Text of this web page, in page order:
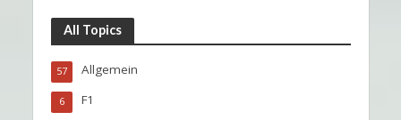
All Topics
Allgemein
57
F1
6